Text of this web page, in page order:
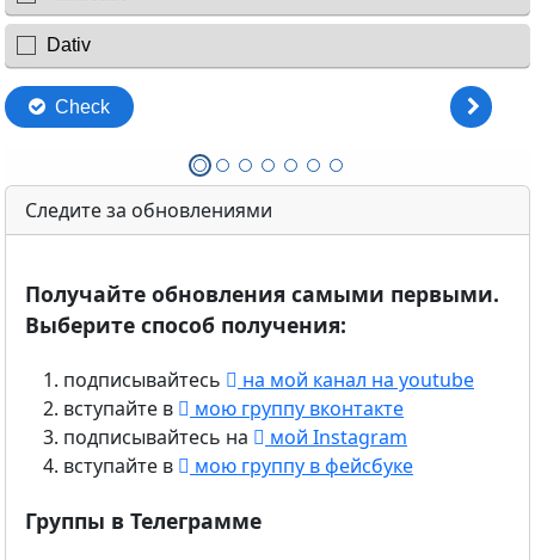
Следите за обновлениями
Получайте обновления самыми первыми.
Выберите способ получения:
подписывайтесь
на мой канал на youtube
вступайте в
мою группу вконтакте
подписывайтесь на
мой Instagram
вступайте в
мою группу в фейсбуке
Группы в Телеграмме